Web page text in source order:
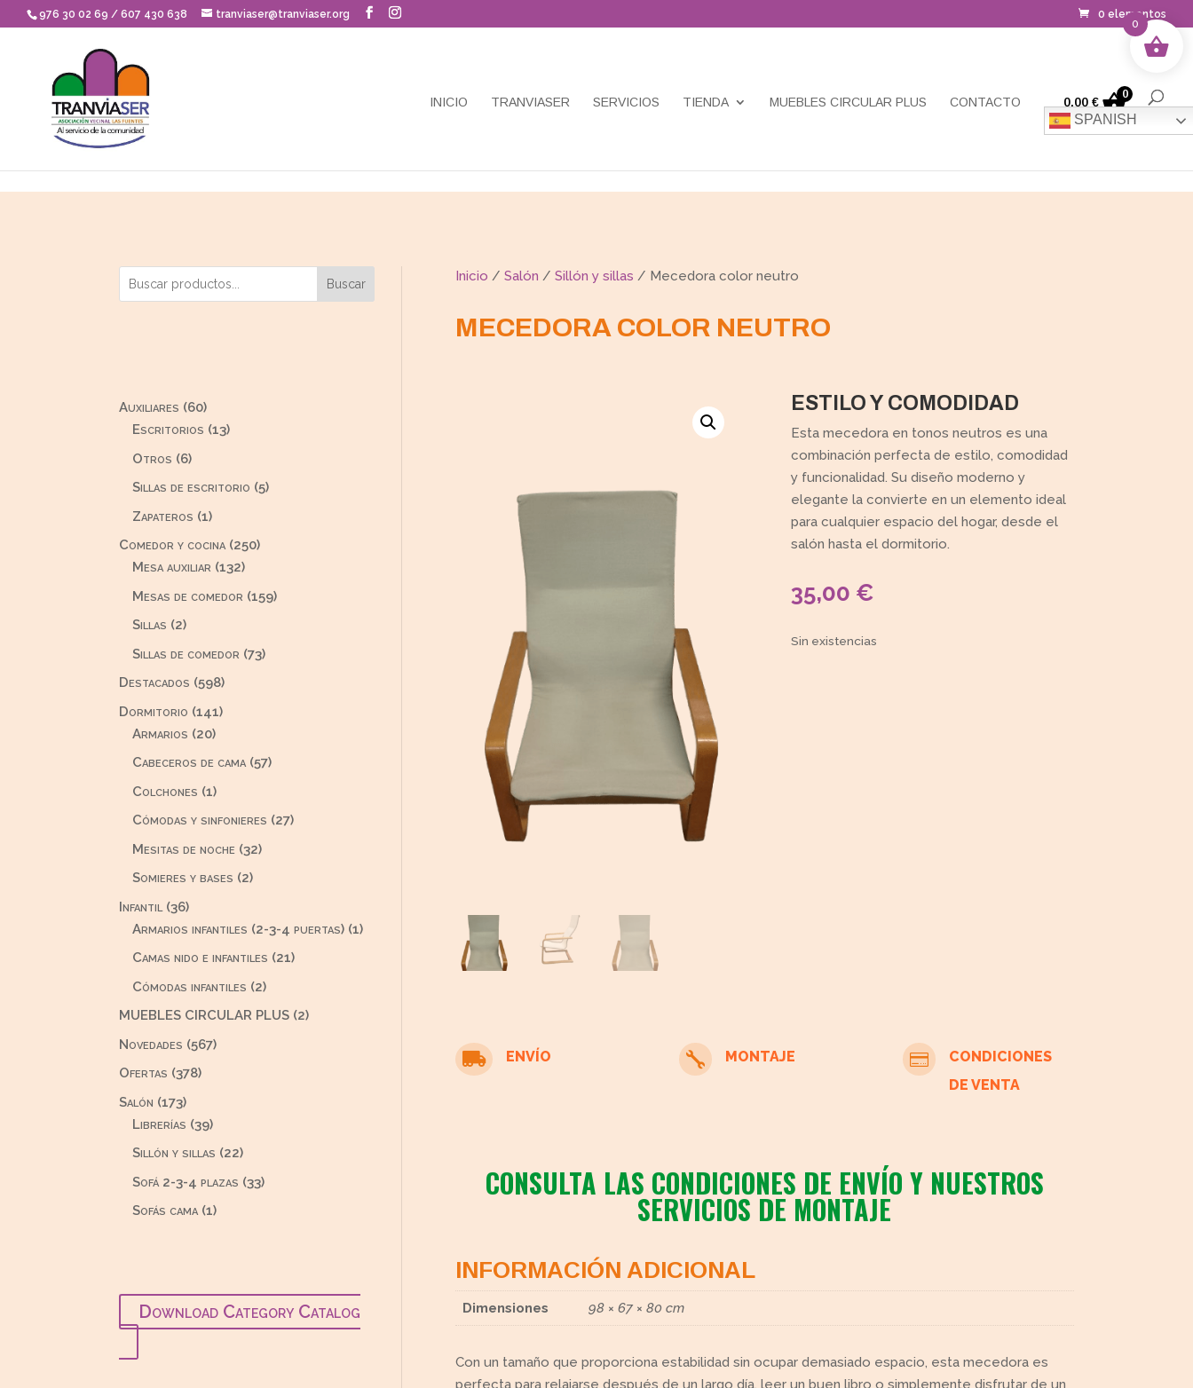
Skip to content
976 30 02 69 / 607 430 638 tranviaser@tranviaser.org 0 elementos
INICIO TRANVIASER SERVICIOS TIENDA MUEBLES CIRCULAR PLUS CONTACTO
SPANISH
0,00 €
0
Buscar
Auxiliares 6060
productos
Escritorios 1313
Otros 66
Sillas de escritorio 55
Zapateros 11
producto
Comedor y cocina 250250
Mesa auxiliar 132132
productos
Mesas de comedor 159159
Sillas 22
productos
Sillas de comedor 7373
Destacados 598598
productos
Dormitorio 141141
Armarios 2020
productos
Cabeceros de cama 5757
Colchones 11
Cómodas y sinfonieres 2727
Mesitas de noche 3232
Somieres y bases 22
Infantil 3636
productos
Armarios infantiles (2-3-4 puertas) 11
Camas nido e infantiles 2121
Cómodas infantiles 22
productos
MUEBLES CIRCULAR PLUS 22
Novedades 567567
Ofertas 378378
Salón 173173
productos
Librerías 3939
productos
Sillón y sillas 2222
productos
Sofá 2-3-4 plazas 3333
Sofás cama 11
Download Category Catalog
Inicio / Salón / Sillón y sillas / Mecedora color neutro
MECEDORA COLOR NEUTRO
ESTILO Y COMODIDAD
Esta mecedora en tonos neutros es una
combinación perfecta de estilo, comodidad
y funcionalidad. Su diseño moderno y
elegante la convierte en un elemento ideal
para cualquier espacio del hogar, desde el
salón hasta el dormitorio.
35,00 €
Sin existencias
 ENVÍO  MONTAJE 
CONDICIONES
DE VENTA
CONSULTA LAS CONDICIONES DE ENVÍO Y NUESTROS
SERVICIOS DE MONTAJE
INFORMACIÓN ADICIONAL
Dimensiones 98 × 67 × 80 cm
Con un tamaño que proporciona estabilidad sin ocupar demasiado espacio, esta mecedora es
perfecta para relajarse después de un largo día, leer un buen libro o simplemente disfrutar de un
0